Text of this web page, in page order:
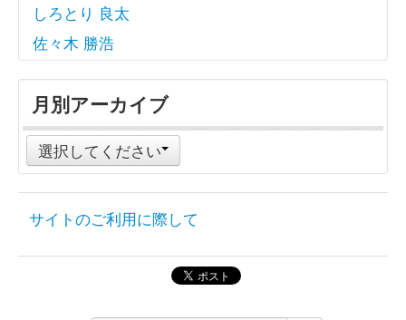
しろとり 良太
佐々木 勝浩
月別アーカイブ
選択してください
サイトのご利用に際して